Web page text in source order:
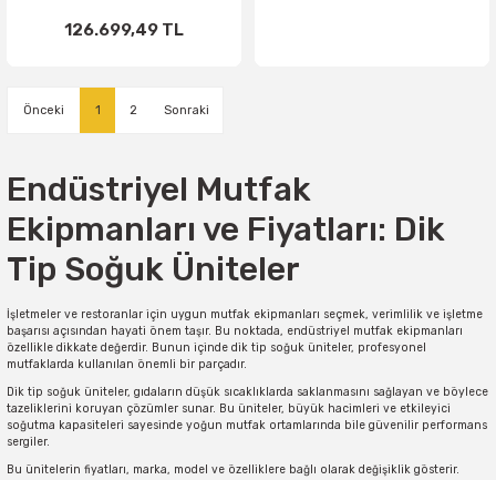
126.699,49 TL
1 2
Endüstriyel Mutfak
Ekipmanları ve Fiyatları: Dik
Tip Soğuk Üniteler
İşletmeler ve restoranlar için uygun mutfak ekipmanları seçmek, verimlilik ve işletme
başarısı açısından hayati önem taşır. Bu noktada, endüstriyel mutfak ekipmanları
özellikle dikkate değerdir. Bunun içinde dik tip soğuk üniteler, profesyonel
mutfaklarda kullanılan önemli bir parçadır.
Dik tip soğuk üniteler, gıdaların düşük sıcaklıklarda saklanmasını sağlayan ve böylece
tazeliklerini koruyan çözümler sunar. Bu üniteler, büyük hacimleri ve etkileyici
soğutma kapasiteleri sayesinde yoğun mutfak ortamlarında bile güvenilir performans
sergiler.
Bu ünitelerin fiyatları, marka, model ve özelliklere bağlı olarak değişiklik gösterir.